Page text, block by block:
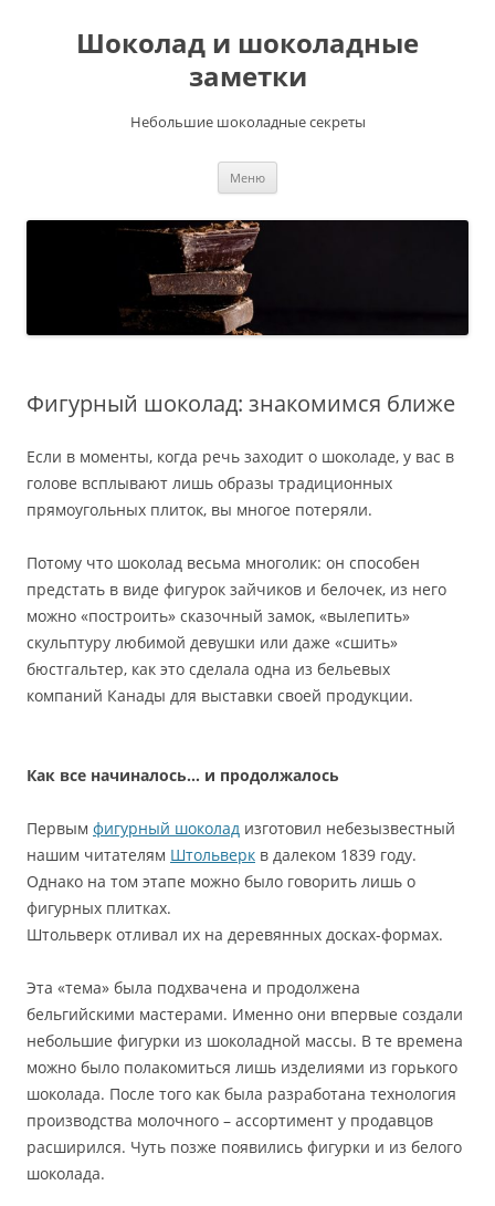
Шоколад и шоколадные
заметки
Небольшие шоколадные секреты
Меню
Фигурный шоколад: знакомимся ближе
Если в моменты, когда речь заходит о шоколаде, у вас в
голове всплывают лишь образы традиционных
прямоугольных плиток, вы многое потеряли.
Потому что шоколад весьма многолик: он способен
предстать в виде фигурок зайчиков и белочек, из него
можно «построить» сказочный замок, «вылепить»
скульптуру любимой девушки или даже «сшить»
бюстгальтер, как это сделала одна из бельевых
компаний Канады для выставки своей продукции.
Как все начиналось… и продолжалось
Первым фигурный шоколад изготовил небезызвестный
нашим читателям Штольверк в далеком 1839 году.
Однако на том этапе можно было говорить лишь о
фигурных плитках.
Штольверк отливал их на деревянных досках-формах.
Эта «тема» была подхвачена и продолжена
бельгийскими мастерами. Именно они впервые создали
небольшие фигурки из шоколадной массы. В те времена
можно было полакомиться лишь изделиями из горького
шоколада. После того как была разработана технология
производства молочного – ассортимент у продавцов
расширился. Чуть позже появились фигурки и из белого
шоколада.